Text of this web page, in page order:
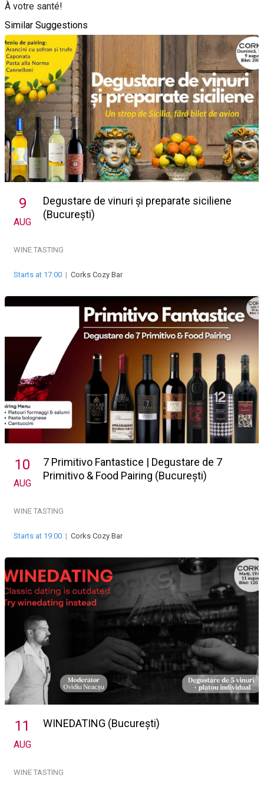
À votre santé!
Similar Suggestions
9
AUG
Degustare de vinuri și preparate siciliene
(București)
WINE TASTING
Starts at 17:00 | Corks Cozy Bar
10
AUG
7 Primitivo Fantastice | Degustare de 7
Primitivo & Food Pairing (București)
WINE TASTING
Starts at 19:00 | Corks Cozy Bar
11
AUG
WINEDATING (București)
WINE TASTING